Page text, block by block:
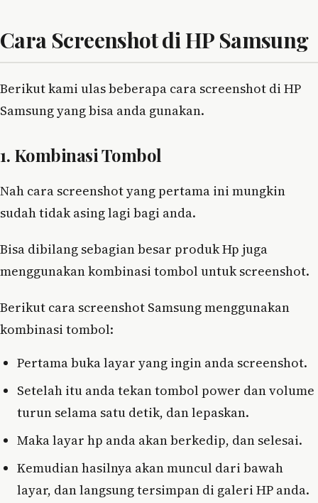
Cara Screenshot di HP Samsung
Berikut kami ulas beberapa cara screenshot di HP
Samsung yang bisa anda gunakan.
1. Kombinasi Tombol
Nah cara screenshot yang pertama ini mungkin
sudah tidak asing lagi bagi anda.
Bisa dibilang sebagian besar produk Hp juga
menggunakan kombinasi tombol untuk screenshot.
Berikut cara screenshot Samsung menggunakan
kombinasi tombol:
Pertama buka layar yang ingin anda screenshot.
Setelah itu anda tekan tombol power dan volume
turun selama satu detik, dan lepaskan.
Maka layar hp anda akan berkedip, dan selesai.
Kemudian hasilnya akan muncul dari bawah
layar, dan langsung tersimpan di galeri HP anda.